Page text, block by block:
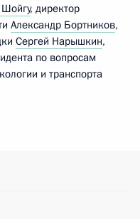
, директор
Александр Бортников,
Сергей Нарышкин,
по вопросам
и транспорта